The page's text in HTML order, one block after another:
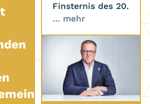
Finsternis des 20.
… mehr